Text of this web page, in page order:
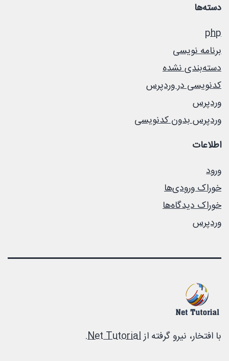
دسته‌ها
php
برنامه نویسی
دسته‌بندی نشده
کدنویسی در وردپرس
وردپرس
وردپرس بدون کدنویسی
اطلاعات
ورود
خوراک ورودی‌ها
خوراک دیدگاه‌ها
وردپرس
با افتخار، نیرو گرفته ازNet Tutorial
.